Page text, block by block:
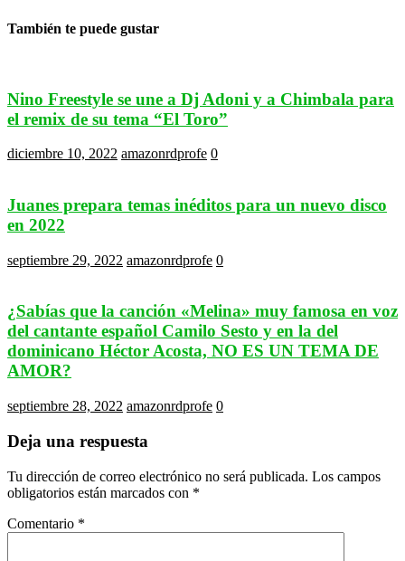
También te puede gustar
Nino Freestyle se une a Dj Adoni y a Chimbala para
el remix de su tema “El Toro”
diciembre 10, 2022 amazonrdprofe 0
Juanes prepara temas inéditos para un nuevo disco
en 2022
septiembre 29, 2022 amazonrdprofe 0
¿Sabías que la canción «Melina» muy famosa en voz
del cantante español Camilo Sesto y en la del
dominicano Héctor Acosta, NO ES UN TEMA DE
AMOR?
septiembre 28, 2022 amazonrdprofe 0
Deja una respuesta
Tu dirección de correo electrónico no será publicada. Los campos
obligatorios están marcados con *
Comentario *